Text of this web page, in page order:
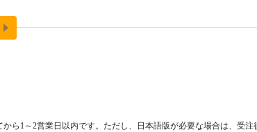
ら1～2営業日以内です。ただし、日本語版が必要な場合は、受注